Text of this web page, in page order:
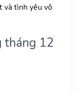
và tình yêu vô
tháng 12